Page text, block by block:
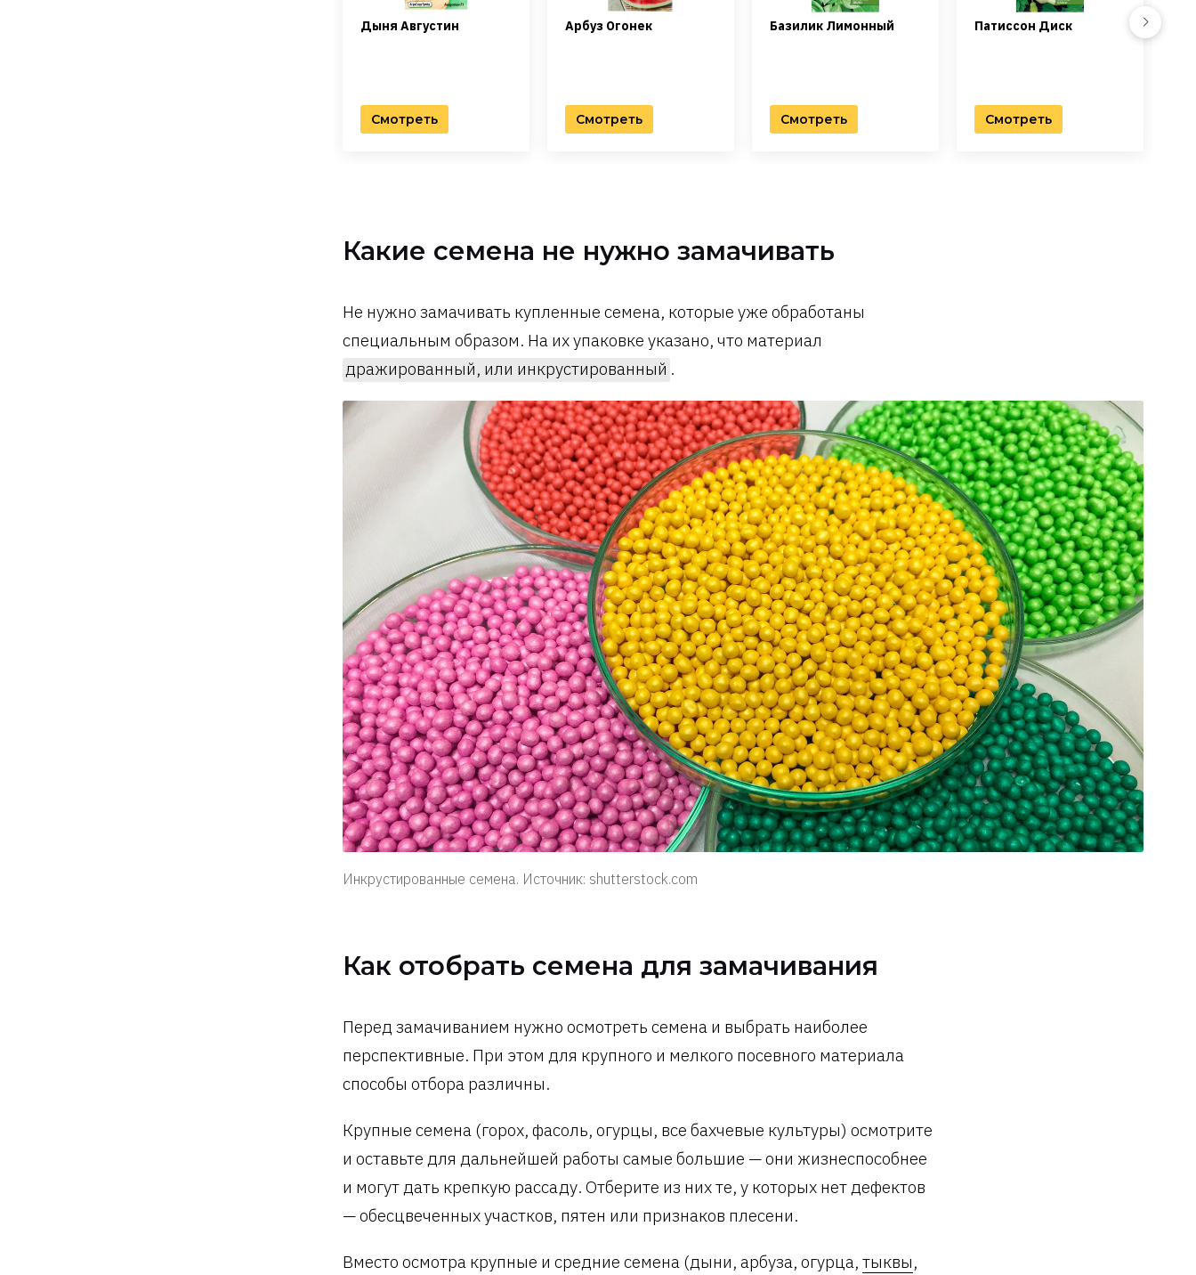
Дыня Августин
Смотреть
Арбуз Огонек
Смотреть
Базилик Лимонный
Смотреть
Патиссон Диск
Смотреть
Next
Какие семена не нужно замачивать
Не нужно замачивать купленные семена, которые уже обработаны
специальным образом. На их упаковке указано, что материал
дражированный, или инкрустированный .
Инкрустированные семена. Источник: shutterstock.com
Как отобрать семена для замачивания
Перед замачиванием нужно осмотреть семена и выбрать наиболее
перспективные. При этом для крупного и мелкого посевного материала
способы отбора различны.
Крупные семена (горох, фасоль, огурцы, все бахчевые культуры) осмотрите
и оставьте для дальнейшей работы самые большие — они жизнеспособнее
и могут дать крепкую рассаду. Отберите из них те, у которых нет дефектов
— обесцвеченных участков, пятен или признаков плесени.
Вместо осмотра крупные и средние семена (дыни, арбуза, огурца, тыквы,